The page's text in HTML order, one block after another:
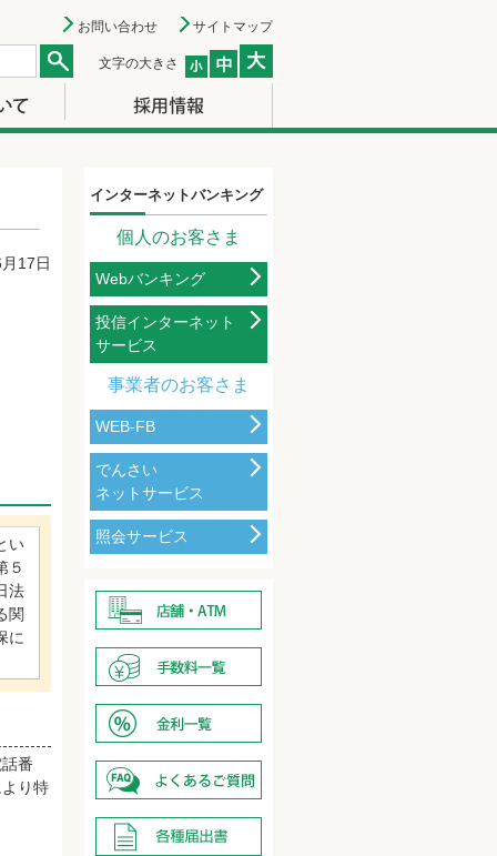
文字の大きさ
お問い合わせ サイトマップ
17日
い
５
法
関
に
番
り特
インターネットバンキング
個人のお客さま
Webバンキング
投信インターネット
サービス
事業者のお客さま
WEB-FB
でんさい
ネットサービス
照会サービス